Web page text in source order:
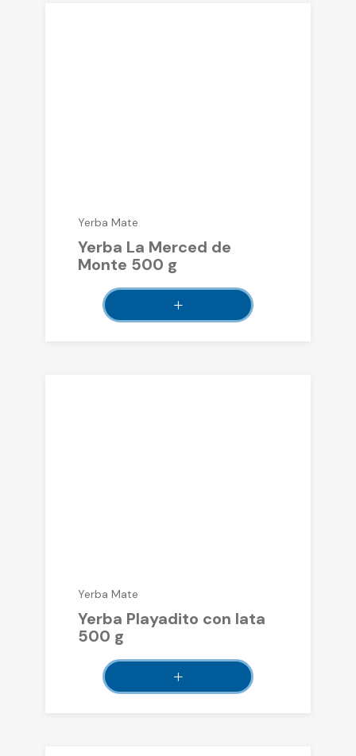
Yerba Mate
Yerba La Merced de
Monte 500 g
Yerba Mate
Yerba Playadito con lata
500 g